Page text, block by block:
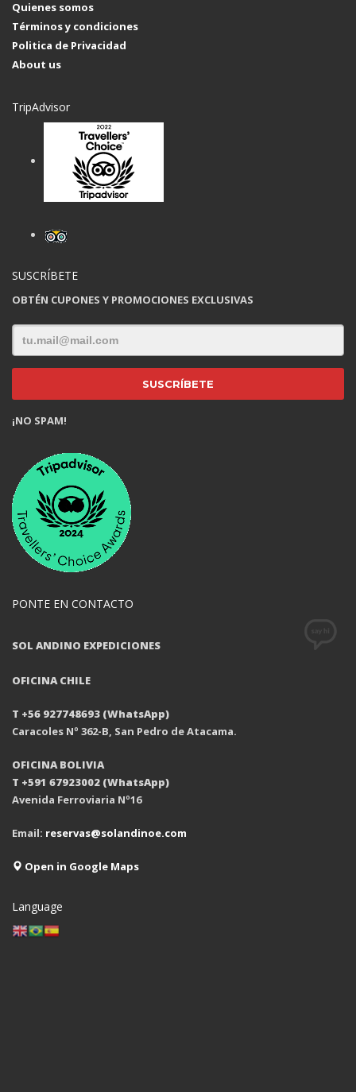
Quienes somos
Términos y condiciones
Politica de Privacidad
About us
TripAdvisor
SUSCRÍBETE
OBTÉN CUPONES Y PROMOCIONES EXCLUSIVAS
¡NO SPAM!
PONTE EN CONTACTO
SOL ANDINO EXPEDICIONES
OFICINA CHILE
T +56 927748693 (WhatsApp)
Caracoles Nº 362-B, San Pedro de Atacama.
OFICINA BOLIVIA
T +591 67923002 (WhatsApp)
Avenida Ferroviaria Nº16
Email: reservas@solandinoe.com
Open in Google Maps
Language